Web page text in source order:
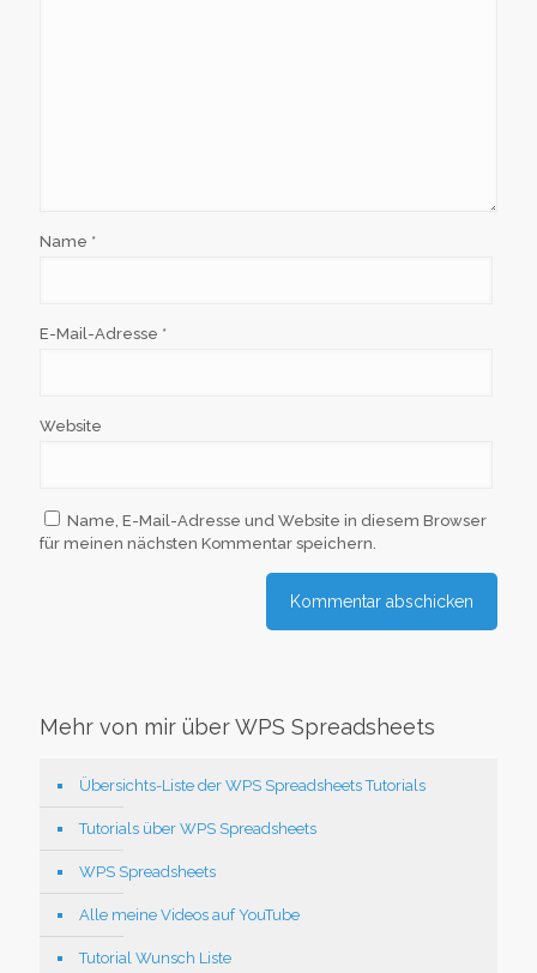
Name *
E-Mail-Adresse *
Website
Name, E-Mail-Adresse und Website in diesem Browser
für meinen nächsten Kommentar speichern.
Mehr von mir über WPS Spreadsheets
Übersichts-Liste der WPS Spreadsheets Tutorials
Tutorials über WPS Spreadsheets
WPS Spreadsheets
Alle meine Videos auf YouTube
Tutorial Wunsch Liste